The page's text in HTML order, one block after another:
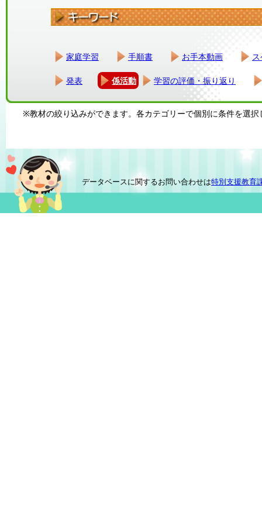
家庭学習 手順書 お手本動画
発表 係活動 学習の評価・振り返り
※教材の絞り込みができます。各カテゴリーで個別に条件を選択
データベースに関するお問い合わせは特別支援教育